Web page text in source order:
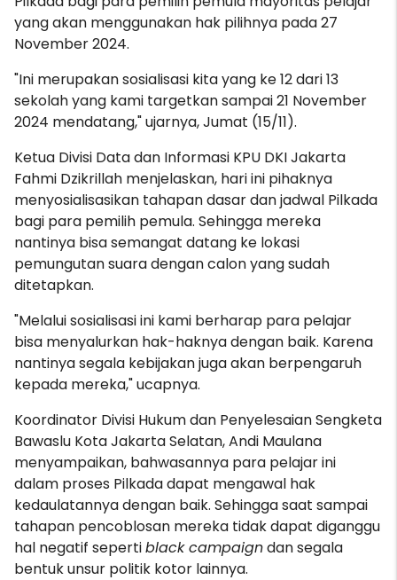
yang akan menggunakan hak pilihnya pada 27
November 2024.
"Ini merupakan sosialisasi kita yang ke 12 dari 13
sekolah yang kami targetkan sampai 21 November
2024 mendatang," ujarnya, Jumat (15/11).
Ketua Divisi Data dan Informasi KPU DKI Jakarta
Fahmi Dzikrillah menjelaskan, hari ini pihaknya
menyosialisasikan tahapan dasar dan jadwal Pilkada
bagi para pemilih pemula. Sehingga mereka
nantinya bisa semangat datang ke lokasi
pemungutan suara dengan calon yang sudah
ditetapkan.
"Melalui sosialisasi ini kami berharap para pelajar
bisa menyalurkan hak-haknya dengan baik. Karena
nantinya segala kebijakan juga akan berpengaruh
kepada mereka," ucapnya.
Koordinator Divisi Hukum dan Penyelesaian Sengketa
Bawaslu Kota Jakarta Selatan, Andi Maulana
menyampaikan, bahwasannya para pelajar ini
dalam proses Pilkada dapat mengawal hak
kedaulatannya dengan baik. Sehingga saat sampai
tahapan pencoblosan mereka tidak dapat diganggu
hal negatif sepertiblack campaigndan segala
bentuk unsur politik kotor lainnya.